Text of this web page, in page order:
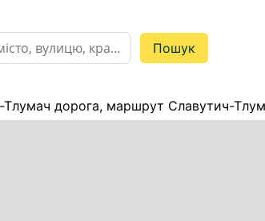
Тлумач дорога, маршрут Славутич-